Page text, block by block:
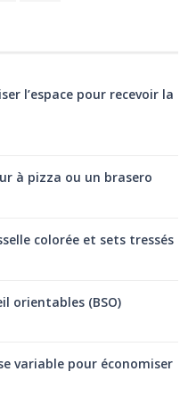
l’espace pour recevoir la
à pizza ou un brasero
colorée et sets tressés
orientables (BSO)
variable pour économiser